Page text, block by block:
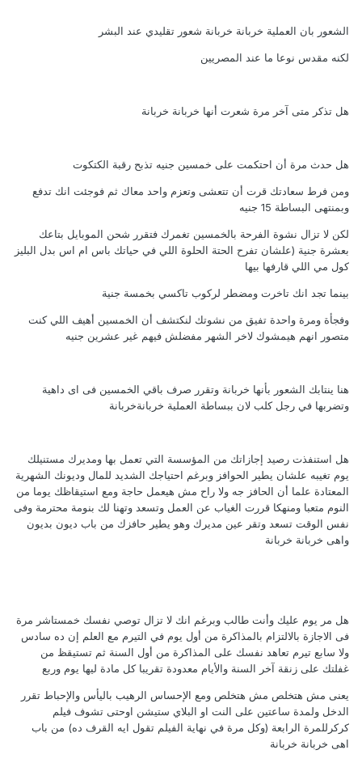
الشعور بان العملية خربانة خربانة شعور تقليدي عند البشر
لكنه مقدس نوعا ما عند المصريين
هل تذكر متى آخر مرة شعرت أنها خربانة خربانة
هل حدث مرة أن احتكمت على خمسين جنيه تذبح رقبة الكتكوت
ومن فرط سعادتك قرت أن تتعشى وتعزم واحد معاك ثم فوجئت انك تدفع
وبمنتهى البساطة 15 جنيه
لكن لا تزال نشوة الفرحة بالخمسين تغمرك فتقرر شحن الموبايل بتاعك
بعشرة جنية (علشان تفرح الحتة الحلوة اللي في حياتك باس ام اس بدل البليز
كول مي اللي قارفها بيها
بينما تجد انك تاخرت ومضطر لركوب تاكسي بخمسة جنية
وفجأة ومرة واحدة تفيق من نشوتك لنكتشف أن الخمسين أهيف اللي كنت
متصور انهم هيمشوك لاخر الشهر مفضلش فيهم غير عشرين جنيه
هنا ينتابك الشعور بأنها خربانة وتقرر صرف باقي الخمسين فى اى داهية
وتضربها في رجل كلب لان ببساطة العملية خربانةخربانة
هل استنفذت رصيد إجازاتك من المؤسسة التي تعمل بها ومديرك مستنيلك
يوم تغيبه علشان يطير الحوافز وبرغم احتياجك الشديد للمال وديونك الشهرية
المعتادة علما أن الحافز جه ولا راح مش هيعمل حاجة ومع استيقاظك يوما من
النوم متعبا ومنهكا قررت الغياب عن العمل وتسعد وتهنا لك بنومة محترمة وفى
نفس الوقت تسعد وتقر عين مديرك وهو يطير حافزك من باب ديون بديون
واهى خربانة خربانة
هل مر يوم عليك وأنت طالب وبرغم انك لا تزال توصي نفسك خمستاشر مرة
فى الاجازة بالالتزام بالمذاكرة من أول يوم في التيرم مع العلم إن ده سادس
ولا سابع تيرم تعاهد نفسك على المذاكرة من أول السنة ثم تستيقظ من
غفلتك على زنقة آخر السنة والأيام معدودة تقريبا كل مادة ليها يوم وربع
يعنى مش هتخلص مش هتخلص ومع الإحساس الرهيب باليأس والإحباط تقرر
الدخل ولمدة ساعتين على النت او البلاي ستيشن اوحتى تشوف فيلم
كركرللمرة الرابعة (وكل مرة في نهاية الفيلم تقول ايه القرف ده) من باب
اهى خربانة خربانة